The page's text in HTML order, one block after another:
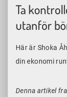
Ta
utanför
Här är Shoka
din ekonomi
Denna artikel